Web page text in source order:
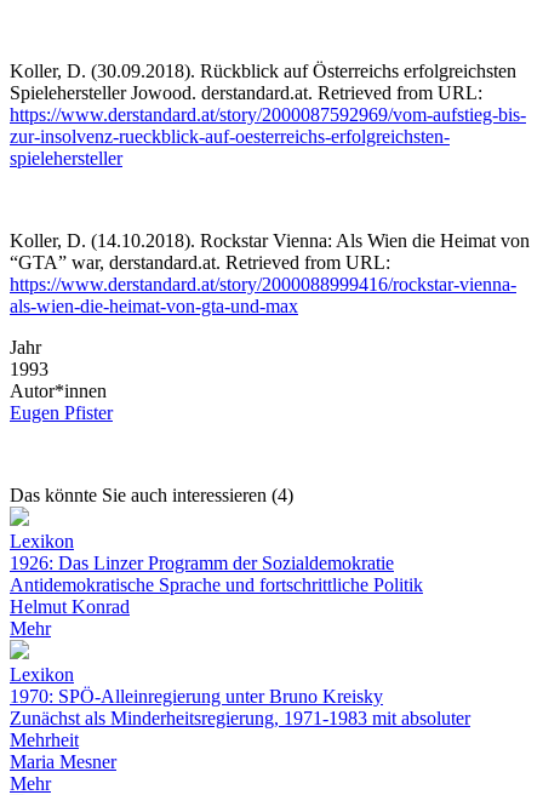
Koller, D. (30.09.2018). Rückblick auf Österreichs erfolgreichsten
Spielehersteller Jowood. derstandard.at. Retrieved from URL:
https://www.derstandard.at/story/2000087592969/vom-aufstieg-bis-
zur-insolvenz-rueckblick-auf-oesterreichs-erfolgreichsten-
spielehersteller
Koller, D. (14.10.2018). Rockstar Vienna: Als Wien die Heimat von
“GTA” war, derstandard.at. Retrieved from URL:
https://www.derstandard.at/story/2000088999416/rockstar-vienna-
als-wien-die-heimat-von-gta-und-max
Jahr
1993
Autor*innen
Eugen Pfister
Das könnte Sie auch interessieren (4)
Lexikon
1926: Das Linzer Programm der Sozialdemokratie
Antidemokratische Sprache und fortschrittliche Politik
Helmut Konrad
Mehr
Lexikon
1970: SPÖ-Alleinregierung unter Bruno Kreisky
Zunächst als Minderheitsregierung, 1971-1983 mit absoluter
Mehrheit
Maria Mesner
Mehr